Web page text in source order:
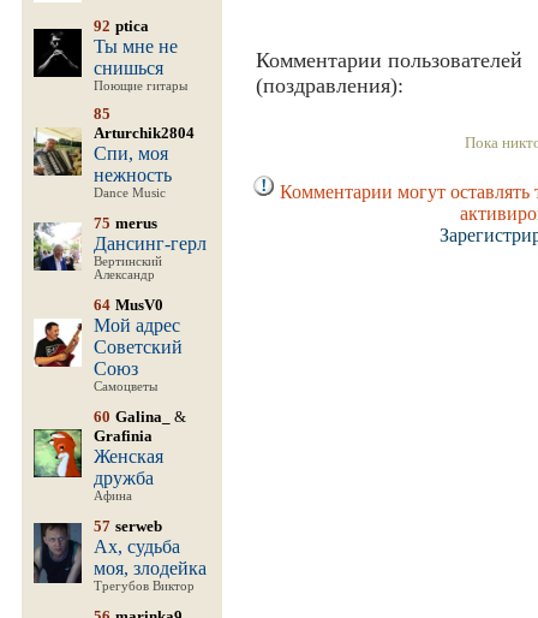
92 ptica
Ты мне не
снишься
Поющие гитары
85
Arturchik2804
Спи, моя
нежность
Dance Music
75 merus
Дансинг-герл
Вертинский
Александр
64 MusV0
Мой адрес
Советский
Союз
Самоцветы
60 Galina_
&
Grafinia
Женская
дружба
Афина
57 serweb
Ах, судьба
моя, злодейка
Трегубов Виктор
Комментарии пользователей
(поздравления):
Пока
Комментарии могут оставлять